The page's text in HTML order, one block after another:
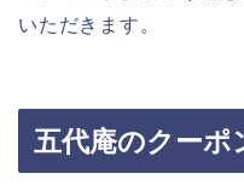
いただきます。
五代庵のクーポ